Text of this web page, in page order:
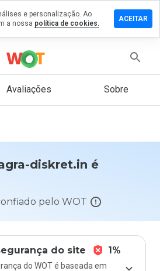
Avaliações Sobre
diskret.in é
pelo WOT
do site 1%
do WOT é baseada em
e personalização. Ao
a nossa política de cookies.
ACEITAR